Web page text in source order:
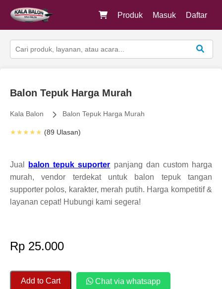
Produk Masuk Daftar
Balon Tepuk Harga Murah
Kala Balon Balon Tepuk Harga Murah
★★★★★ (89 Ulasan)
Jual balon tepuk suporter panjang dan custom harga
murah, vendor terdekat untuk balon tepuk tangan
supporter polos, karakter, merah putih. Harga kompetitif &
layanan cepat! Hubungi kami segera!
Rp 25.000
Add to Cart Chat via whatsapp